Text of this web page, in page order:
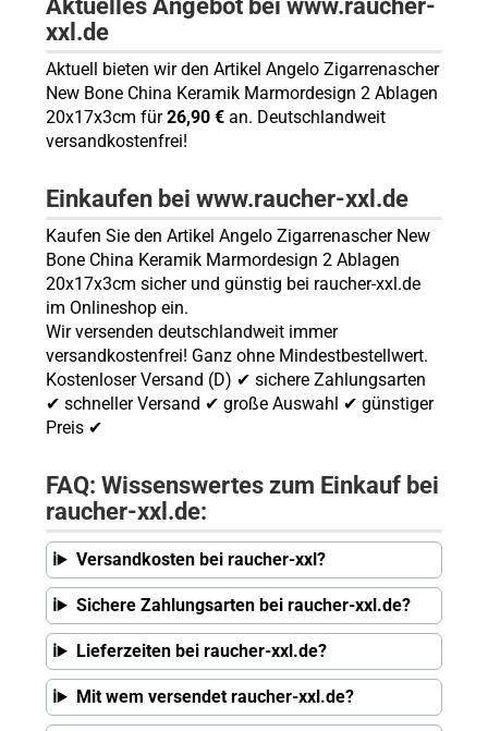
Aktuelles Angebot bei www.raucher-
xxl.de
Aktuell bieten wir den Artikel Angelo Zigarrenascher
New Bone China Keramik Marmordesign 2 Ablagen
20x17x3cm für26,90 €an. Deutschlandweit
versandkostenfrei!
Einkaufen bei www.raucher-xxl.de
Kaufen Sie den Artikel Angelo Zigarrenascher New
Bone China Keramik Marmordesign 2 Ablagen
20x17x3cm sicher und günstig bei raucher-xxl.de
im Onlineshop ein.
Wir versenden deutschlandweit immer
versandkostenfrei! Ganz ohne Mindestbestellwert.
Kostenloser Versand (D) ✔ sichere Zahlungsarten
✔ schneller Versand ✔ große Auswahl ✔ günstiger
Preis ✔
FAQ: Wissenswertes zum Einkauf bei
raucher-xxl.de:
Versandkosten bei raucher-xxl?
Sichere Zahlungsarten bei raucher-xxl.de?
Lieferzeiten bei raucher-xxl.de?
Mit wem versendet raucher-xxl.de?